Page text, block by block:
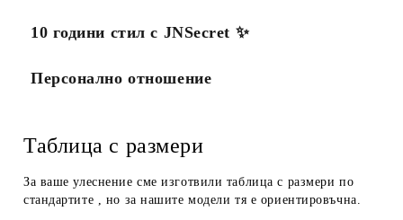
10 години стил с JNSecret ✨️
Персонално отношение
Таблица с размери
За ваше улеснение сме изготвили таблица с размери по
стандартите , но за нашите модели тя е ориентировъчна.